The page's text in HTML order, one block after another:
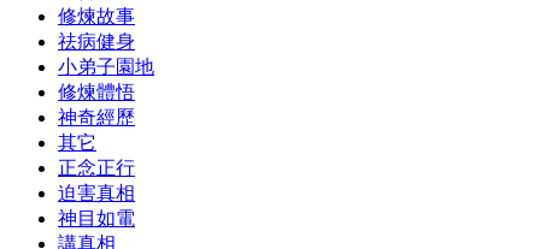
修煉故事
祛病健身
小弟子園地
修煉體悟
神奇經歷
其它
正念正行
迫害真相
神目如電
講真相